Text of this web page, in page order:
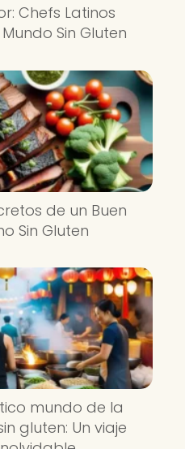
Chefs Latinos
Sin Gluten
de un Buen
Sin Gluten
mundo de la
gluten: Un viaje